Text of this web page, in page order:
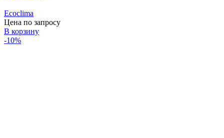
Ecoclima
Цена по запросу
В корзину
-10%